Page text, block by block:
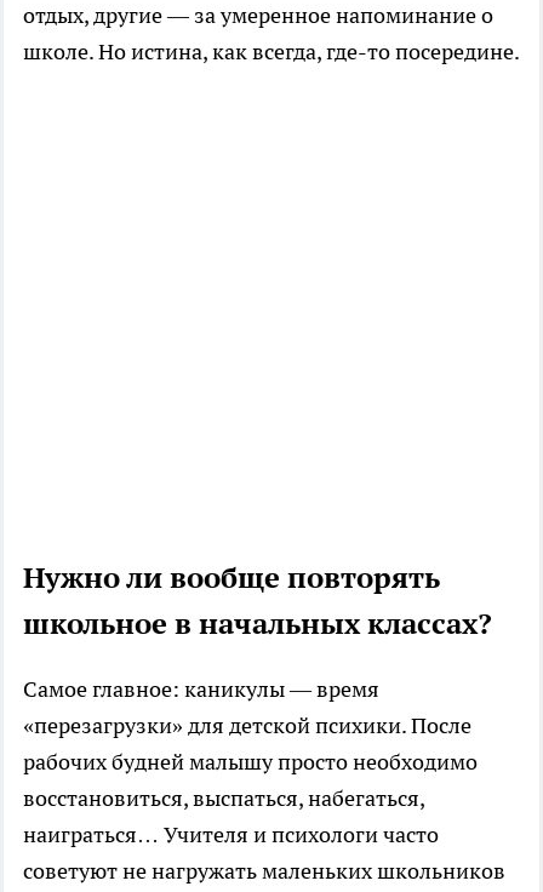
отдых, другие — за умеренное напоминание о
школе. Но истина, как всегда, где-то посередине.
Нужно ли вообще повторять
школьное в начальных классах?
Самое главное: каникулы — время
«перезагрузки» для детской психики. После
рабочих будней малышу просто необходимо
восстановиться, выспаться, набегаться,
наиграться… Учителя и психологи часто
советуют не нагружать маленьких школьников